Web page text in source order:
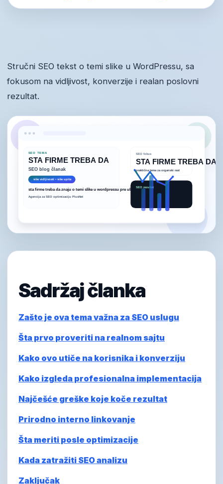
Stručni SEO tekst o temi slike u WordPressu, sa
fokusom na vidljivost, konverzije i realan poslovni
rezultat.
Sadržaj članka
Zašto je ova tema važna za SEO uslugu
Šta prvo proveriti na realnom sajtu
Kako ovo utiče na korisnika i konverziju
Kako izgleda profesionalna implementacija
Najčešće greške koje koče rezultat
Prirodno interno linkovanje
Šta meriti posle optimizacije
Kada zatražiti SEO analizu
Zaključak